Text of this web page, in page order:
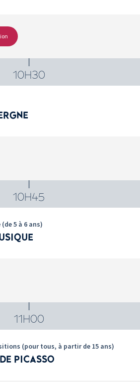
10H30
10H45
5 à 6 ans)
11H00
(pour tous, à partir de 15 ans)
PICASSO